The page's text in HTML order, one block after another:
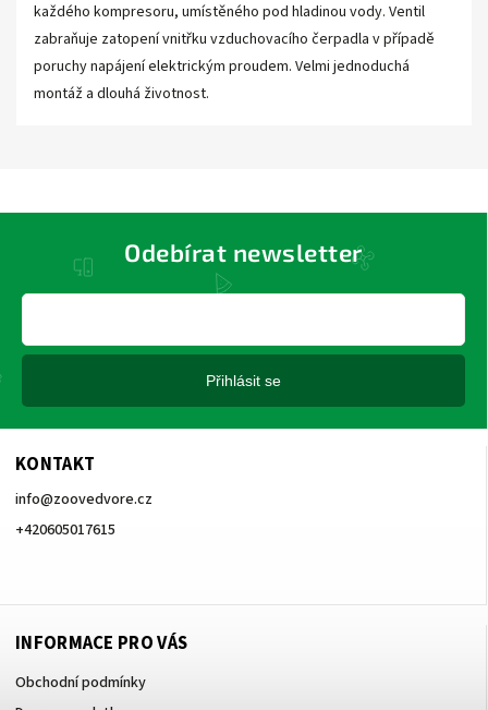
každého kompresoru, umístěného pod hladinou vody. Ventil
zabraňuje zatopení vnitřku vzduchovacího čerpadla v případě
poruchy napájení elektrickým proudem. Velmi jednoduchá
montáž a dlouhá životnost.
KONTAKT
info@zoovedvore.cz
+420605017615
INFORMACE PRO VÁS
Obchodní podmínky
Odebírat newsletter
Přihlásit se